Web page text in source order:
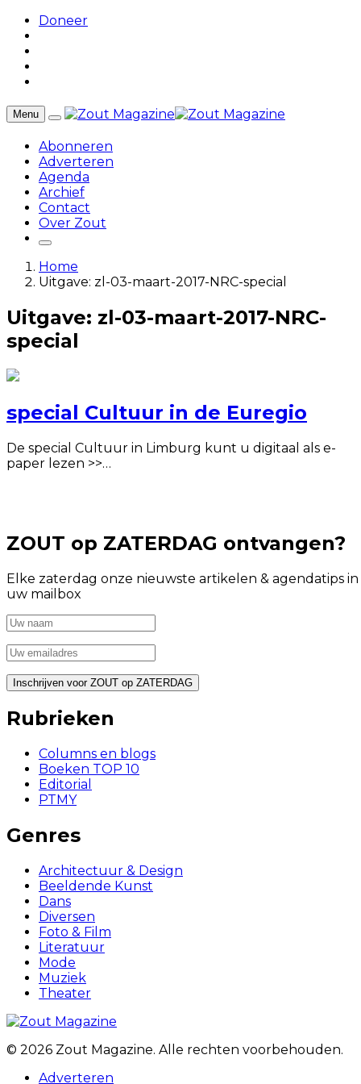
Doneer
Menu
Abonneren
Adverteren
Agenda
Archief
Contact
Over Zout
Home
Uitgave: zl-03-maart-2017-NRC-special
Uitgave: zl-03-maart-2017-NRC-
special
special Cultuur in de Euregio
De special Cultuur in Limburg kunt u digitaal als e-
paper lezen >>…
ZOUT op ZATERDAG ontvangen?
Elke zaterdag onze nieuwste artikelen & agendatips in
uw mailbox
Rubrieken
Columns en blogs
Boeken TOP 10
Editorial
PTMY
Genres
Architectuur & Design
Beeldende Kunst
Dans
Diversen
Foto & Film
Literatuur
Mode
Muziek
Theater
© 2026 Zout Magazine. Alle rechten voorbehouden.
Adverteren